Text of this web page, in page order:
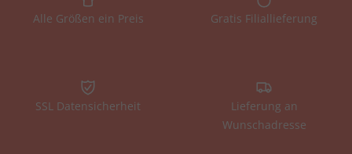
Alle Größen ein Preis Gratis Filiallieferung
SSL Datensicherheit
Lieferung an
Wunschadresse